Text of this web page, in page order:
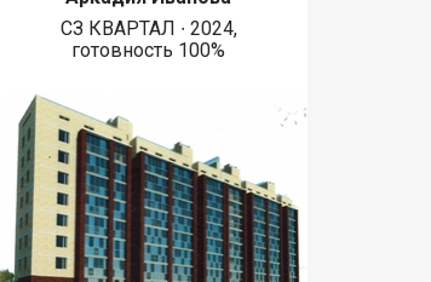
СЗ КВАРТАЛ ∙ 2024,
готовность 100%